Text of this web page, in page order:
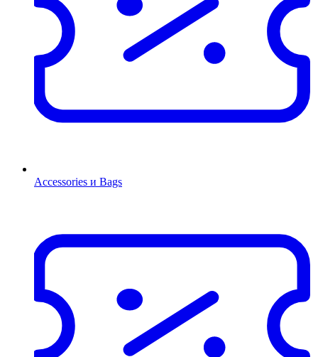
Accessories и Bags